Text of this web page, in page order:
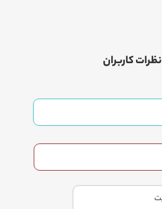
نظرات کاربران